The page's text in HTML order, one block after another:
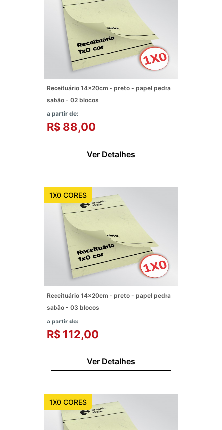
Receituário 14x20cm - preto - papel pedra
sabão - 02 blocos
a partir de:
R$ 88,00
Ver Detalhes
1X0 CORES
Receituário 14x20cm - preto - papel pedra
sabão - 03 blocos
a partir de:
R$ 112,00
Ver Detalhes
1X0 CORES